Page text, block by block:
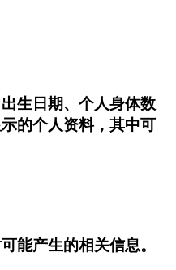
生日期、个人身体数
的个人资料，其中可
能产生的相关信息。